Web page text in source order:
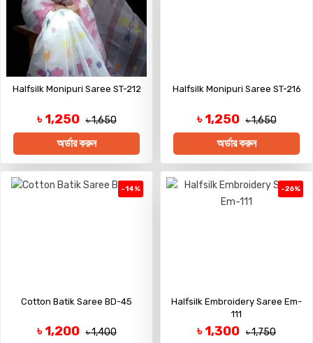
Halfsilk Monipuri Saree ST-212
৳ 1,250 ৳ 1,650
অর্ডার করুন
Halfsilk Monipuri Saree ST-216
৳ 1,250 ৳ 1,650
অর্ডার করুন
-14%
Cotton Batik Saree BD-45
৳ 1,200 ৳ 1,400
-26%
Halfsilk Embroidery Saree Em-
111
৳ 1,300 ৳ 1,750